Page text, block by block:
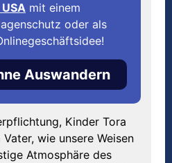
mit einem
oder als
Auswandern
Kinder Tora
wie unsere Weisen
Atmosphäre des